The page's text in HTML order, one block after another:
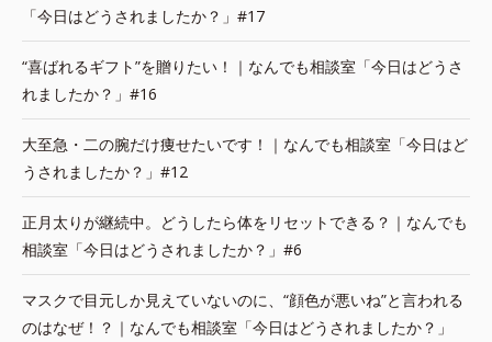
「今日はどうされましたか？」#17
“喜ばれるギフト”を贈りたい！｜なんでも相談室「今日はどうさ
れましたか？」#16
大至急・二の腕だけ痩せたいです！｜なんでも相談室「今日はど
うされましたか？」#12
正月太りが継続中。どうしたら体をリセットできる？｜なんでも
相談室「今日はどうされましたか？」#6
マスクで目元しか見えていないのに、“顔色が悪いね”と言われる
のはなぜ！？｜なんでも相談室「今日はどうされましたか？」